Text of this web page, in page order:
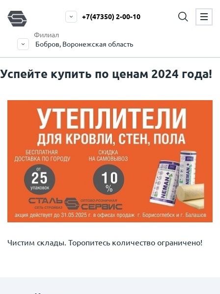
Филиал
Бобров, Воронежская область
+7(47350) 2-00-10
Успейте купить по ценам 2024 года!
Чистим склады. Торопитесь количество ограничено!